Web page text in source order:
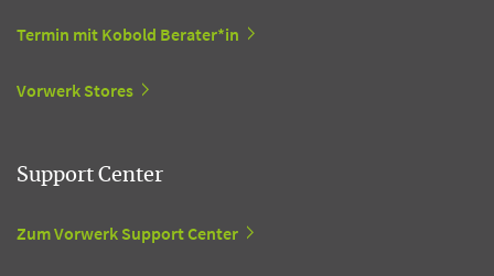
Termin mit Kobold Berater*in
Vorwerk Stores
Support Center
Zum Vorwerk Support Center